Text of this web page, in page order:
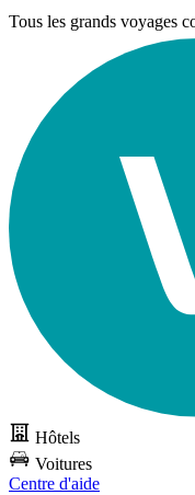
Tous les grands voyages
Hôtels
Voitures
Centre d'aide